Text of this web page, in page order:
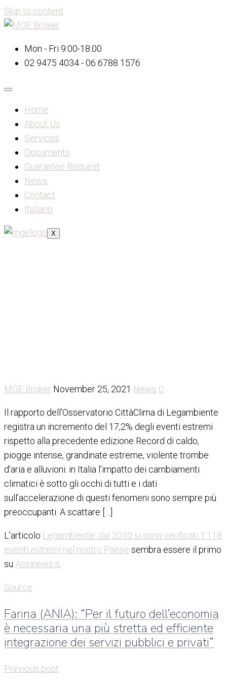
Skip to content
Mon - Fri 9:00-18:00
02 9475 4034 - 06 6788 1576
Home
About Us
Services
Documents
Guarantee Request
News
Contact
Italiano
X
MGE Broker November 25, 2021 News 0
Il rapporto dell’Osservatorio CittàClima di Legambiente
registra un incremento del 17,2% degli eventi estremi
rispetto alla precedente edizione Record di caldo,
piogge intense, grandinate estreme, violente trombe
d’aria e alluvioni: in Italia l’impatto dei cambiamenti
climatici è sotto gli occhi di tutti e i dati
sull’accelerazione di questi fenomeni sono sempre più
preoccupanti. A scattare […]
L’articolo Legambiente: dal 2010 si sono verificati 1.118
eventi estremi nel nostro Paese sembra essere il primo
su Assinews.it
Source
Farina (ANIA): “Per il futuro dell’economia
è necessaria una più stretta ed efficiente
integrazione dei servizi pubblici e privati”
Previous post